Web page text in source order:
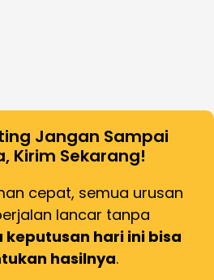
Jangan Sampai
Kirim Sekarang!
cepat, semua urusan
lancar tanpa
keputusan hari ini bisa
hasilnya.